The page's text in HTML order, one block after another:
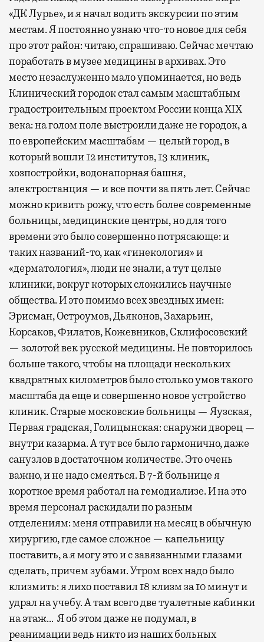
«ДК Лурье», и я начал водить экскурсии по этим
местам. Я постоянно узнаю что-то новое для себя
про этот район: читаю, спрашиваю. Сейчас мечтаю
поработать в музее медицины в архивах. Это
место незаслуженно мало упоминается, но ведь
Клинический городок стал самым масштабным
градостроительным проектом России конца XIX
века: на голом поле выстроили даже не городок, а
по европейским масштабам — целый город, в
который вошли 12 институтов, 13 клиник,
хозпостройки, водонапорная башня,
электростанция — и все почти за пять лет. Сейчас
можно кривить рожу, что есть более современные
больницы, медицинские центры, но для того
времени это было совершенно потрясающе: и
таких названий-то, как «гинекология» и
«дерматология», люди не знали, а тут целые
клиники, вокруг которых сложились научные
общества. И это помимо всех звездных имен:
Эрисман, Остроумов, Дьяконов, Захарьин,
Корсаков, Филатов, Кожевников, Склифосовский
— золотой век русской медицины. Не повторилось
больше такого, чтобы на площади нескольких
квадратных километров было столько умов такого
масштаба да еще и совершенно новое устройство
клиник. Старые московские больницы — Яузская,
Первая градская, Голицынская: снаружи дворец —
внутри казарма. А тут все было гармонично, даже
санузлов в достаточном количестве. Это очень
важно, и не надо смеяться. В 7-й больнице я
короткое время работал на гемодиализе. И на это
время персонал раскидали по разным
отделениям: меня отправили на месяц в обычную
хирургию, где самое сложное — капельницу
поставить, а я могу это и с завязанными глазами
сделать, причем зубами. Утром всех надо было
клизмить: я лихо поставил 18 клизм за 10 минут и
удрал на учебу. А там всего две туалетные кабинки
на этаж… Я об этом даже не подумал, в
реанимации ведь никто из наших больных